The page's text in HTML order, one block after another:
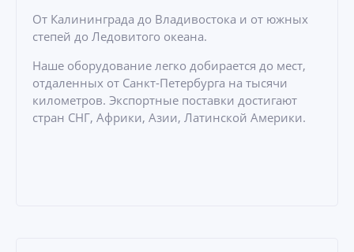
От Калининграда до Владивостока и от южных
степей до Ледовитого океана.
Наше оборудование легко добирается до мест,
отдаленных от Санкт-Петербурга на тысячи
километров. Экспортные поставки достигают
стран СНГ, Африки, Азии, Латинской Америки.